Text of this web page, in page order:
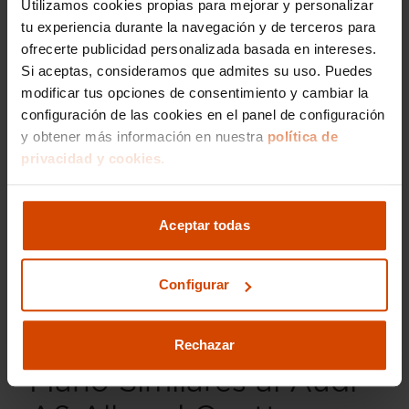
Utilizamos cookies propias para mejorar y personalizar
tu experiencia durante la navegación y de terceros para
ofrecerte publicidad personalizada basada en intereses.
Si aceptas, consideramos que admites su uso. Puedes
modificar tus opciones de consentimiento y cambiar la
configuración de las cookies en el panel de configuración
y obtener más información en nuestra política de
privacidad y cookies.
Aceptar todas
Configurar
Rechazar
Seguridad del Audi A6 Allroad
Quattro: Prioridad en Diseño y
Calificación EuroNCAP
La seguridad es un factor fundamental en el
diseño del Audi A6 Allroad Quattro, que ha
obtenido la máxima calificación de cinco
estrellas en las pruebas EuroNCAP. Equipado
automático, ofrece tranquilidad en cada viaje
para conductor y pasajeros.
Otras Excelentes
Opciones de Segunda
Mano Similares al Audi